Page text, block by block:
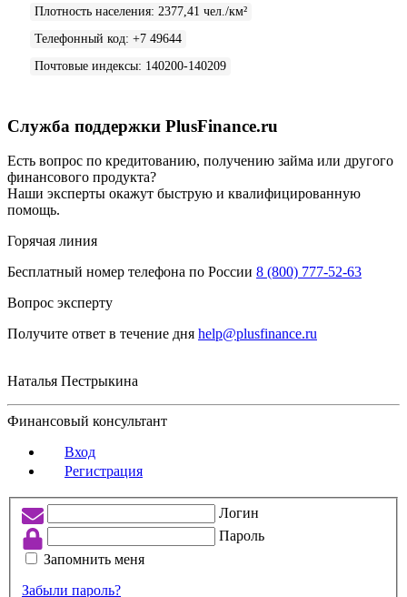
Плотность населения: 2377,41 чел./км²
Телефонный код: +7 49644
Почтовые индексы: 140200-140209
Служба поддержки PlusFinance.ru
Есть вопрос по кредитованию, получению займа или другого
финансового продукта?
Наши эксперты окажут быструю и квалифицированную
помощь.
Горячая линия
Бесплатный номер телефона по России 8 (800) 777-52-63
Вопрос эксперту
Получите ответ в течение дня help@plusfinance.ru
Наталья Пестрыкина
Финансовый консультант
Вход
Регистрация
Логин
Пароль
Запомнить меня
Забыли пароль?